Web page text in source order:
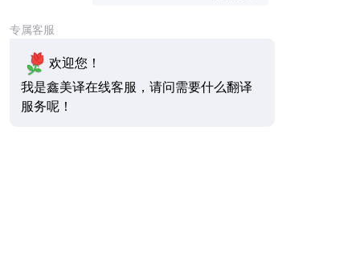
专属客服
欢迎您！
我是鑫美译在线客服，请问需要什么翻译
服务呢！